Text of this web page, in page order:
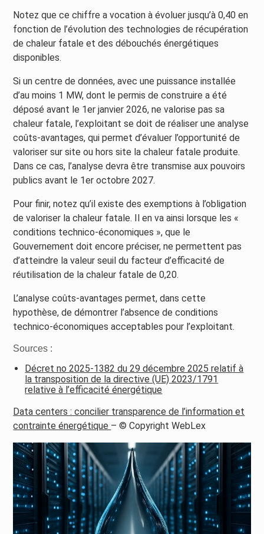
Notez que ce chiffre a vocation à évoluer jusqu’à 0,40 en
fonction de l’évolution des technologies de récupération
de chaleur fatale et des débouchés énergétiques
disponibles.
Si un centre de données, avec une puissance installée
d’au moins 1 MW, dont le permis de construire a été
déposé avant le 1er janvier 2026, ne valorise pas sa
chaleur fatale, l’exploitant se doit de réaliser une analyse
coûts-avantages, qui permet d’évaluer l’opportunité de
valoriser sur site ou hors site la chaleur fatale produite.
Dans ce cas, l’analyse devra être transmise aux pouvoirs
publics avant le 1er octobre 2027.
Pour finir, notez qu’il existe des exemptions à l’obligation
de valoriser la chaleur fatale. Il en va ainsi lorsque les «
conditions technico-économiques », que le
Gouvernement doit encore préciser, ne permettent pas
d’atteindre la valeur seuil du facteur d’efficacité de
réutilisation de la chaleur fatale de 0,20.
L’analyse coûts-avantages permet, dans cette
hypothèse, de démontrer l’absence de conditions
technico-économiques acceptables pour l’exploitant.
Sources :
Décret no 2025-1382 du 29 décembre 2025 relatif à
la transposition de la directive (UE) 2023/1791
relative à l’efficacité énergétique
Data centers : concilier transparence de l’information et
contrainte énergétique – © Copyright WebLex